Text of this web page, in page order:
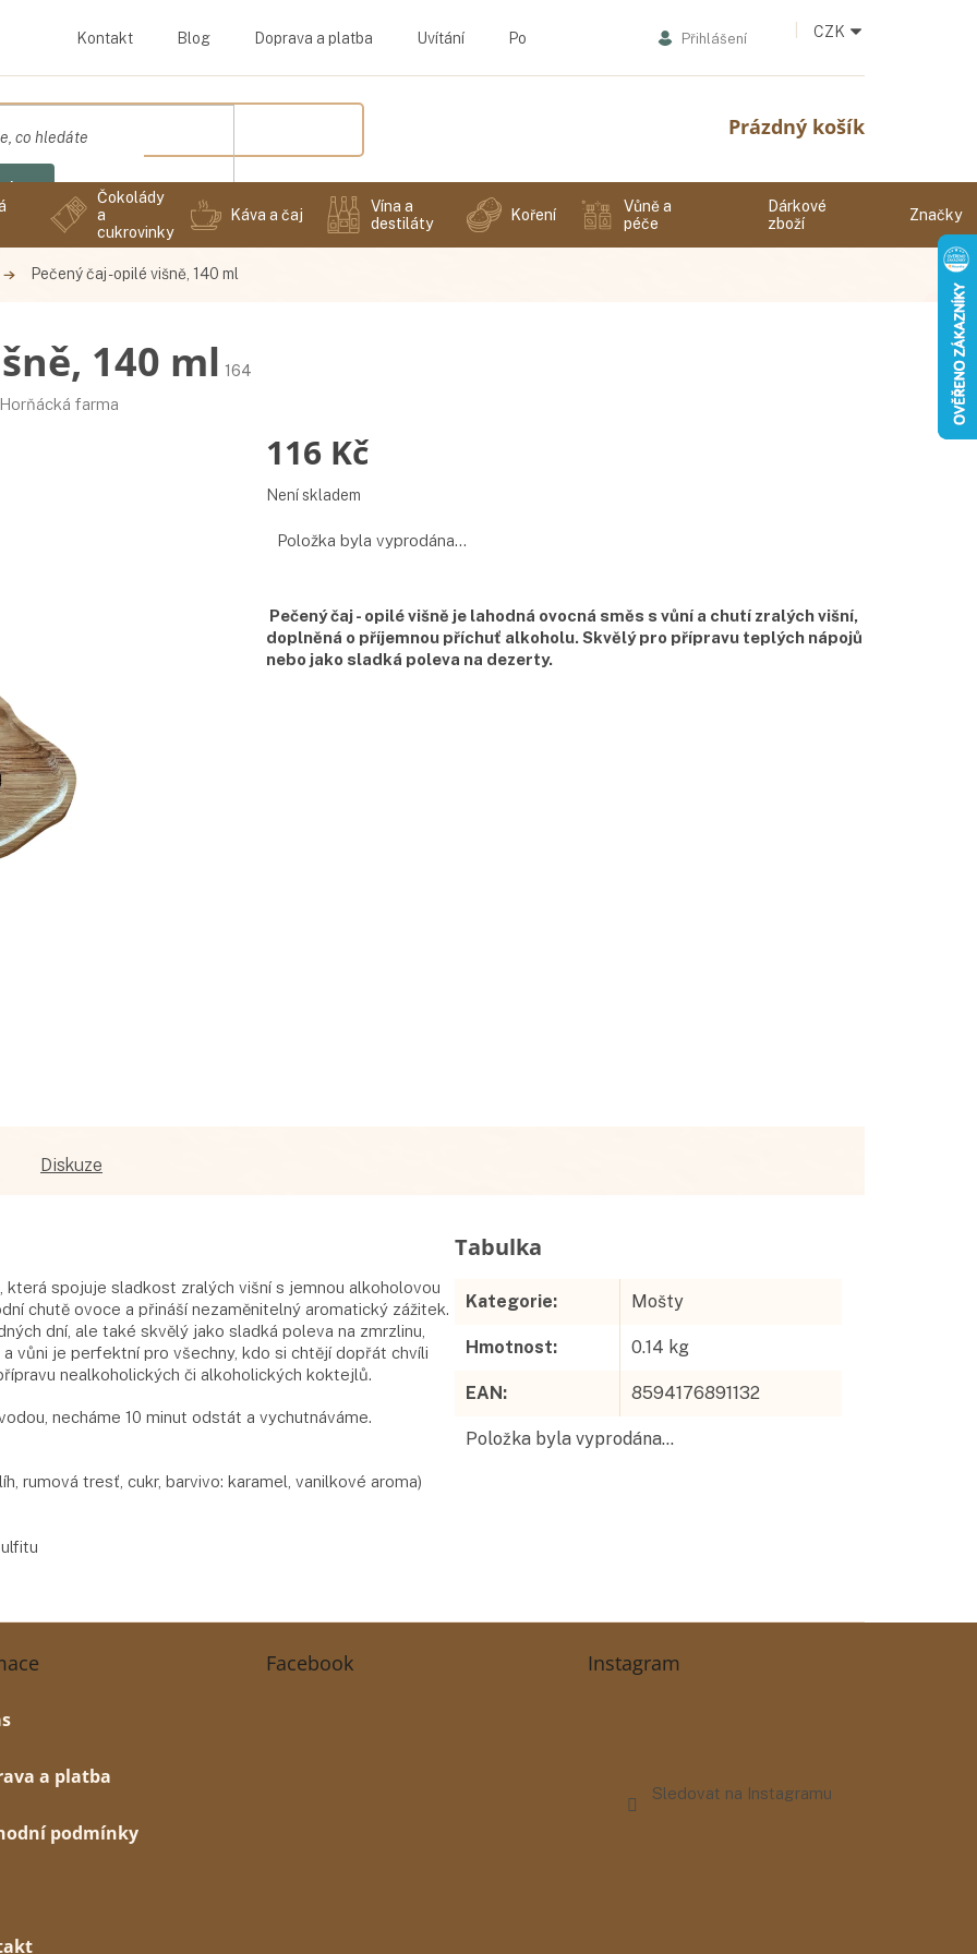
Kontakt Blog Doprava a platba Uvítání Podmínky ochrany osobních údajů CZK
Přihlášení
Nákupní
košík
Prázdný košík
Čokolády
a
cukrovinky
Káva a čaj
Vína a
destiláty
Koření
Vůně a
péče
Dárkové
zboží
Značky
Pečený čaj - opilé višně, 140 ml
140 ml 164
Horňácká farma
116 Kč
Měrná
Není skladem
Položka byla vyprodána…
Pečený čaj - opilé višně je lahodná ovocná směs s vůní a chutí zralých višní,
doplněná o příjemnou příchuť alkoholu. Skvělý pro přípravu teplých nápojů
nebo jako sladká poleva na dezerty.
Diskuze
která spojuje sladkost zralých višní s jemnou alkoholovou
chutě ovoce a přináší nezaměnitelný aromatický zážitek.
dní, ale také skvělý jako sladká poleva na zmrzlinu,
vůni je perfektní pro všechny, kdo si chtějí dopřát chvíli
nealkoholických či alkoholických koktejlů.
necháme 10 minut odstát a vychutnáváme.
rumová tresť, cukr, barvivo: karamel, vanilkové aroma)
Kategorie: Mošty
Hmotnost: 0.14 kg
EAN: 8594176891132
Položka byla vyprodána…
a platba
podmínky
Facebook Instagram
Sledovat na Instagramu